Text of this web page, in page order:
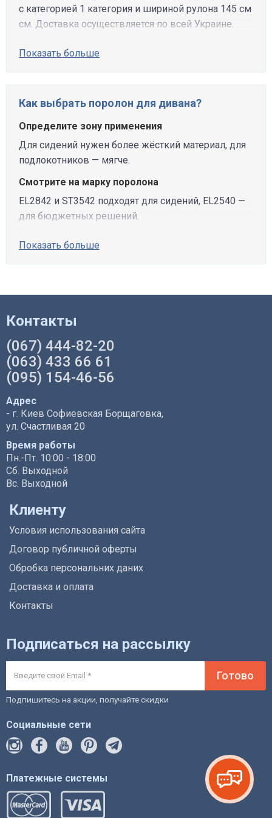
с категорией 1 категория и шириной рулона 145 см
см. Доставка осуществляется по всей Украине.
Показать больше
Как выбрать поролон для дивана?
Определите зону применения
Для сидений нужен более жёсткий материал, для
подлокотников — мягче.
Смотрите на марку поролона
EL2842 и ST3542 подходят для сидений, EL2540 —
для бюджетных решений.
Показать больше
Контакты
(067) 444-82-20
(063) 433 66 61
(095) 154-46-56
Адрес
- г. Киев Софиевская Борщаговка,
ул. Счастливая 20
Время работы
Пн.-Пт. 10:00 - 18:00
Сб. Выходной
Вс. Выходной
Клиенту
Условия использования сайта
Договор публичной оферты
Обробка персональних даних
Доставка и оплата
Контакты
Подписаться на рассылку
Готово
Подпишитесь на акции, получайте скидки
Социальные сети
Платежные системы